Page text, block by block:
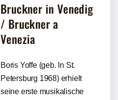
Bruckner in Venedig
/ Bruckner a
Venezia
Boris Yoffe (geb. In St.
Petersburg 1968) erhielt
seine erste musikalische